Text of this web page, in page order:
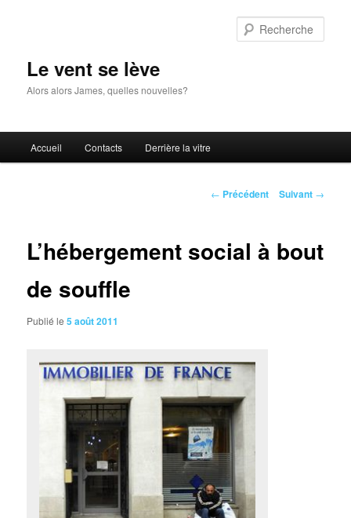
Le vent se lève
Alors alors James, quelles nouvelles?
principal
Accueil Contacts Derrière la vitre
Navigation
← Précédent Suivant →
L’hébergement social à bout
de souffle
Publié le5 août 2011